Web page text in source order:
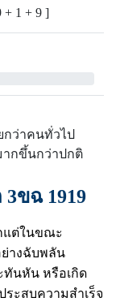
+ 1 + 9 ]
กว่าคนทั่วไป
ากขึ้นกว่าปกติ
ขฉ 1919
แต่ในขณะ
ย่างฉับพลัน
ทันหัน หรือเกิด
ระสบความสำเร็จ